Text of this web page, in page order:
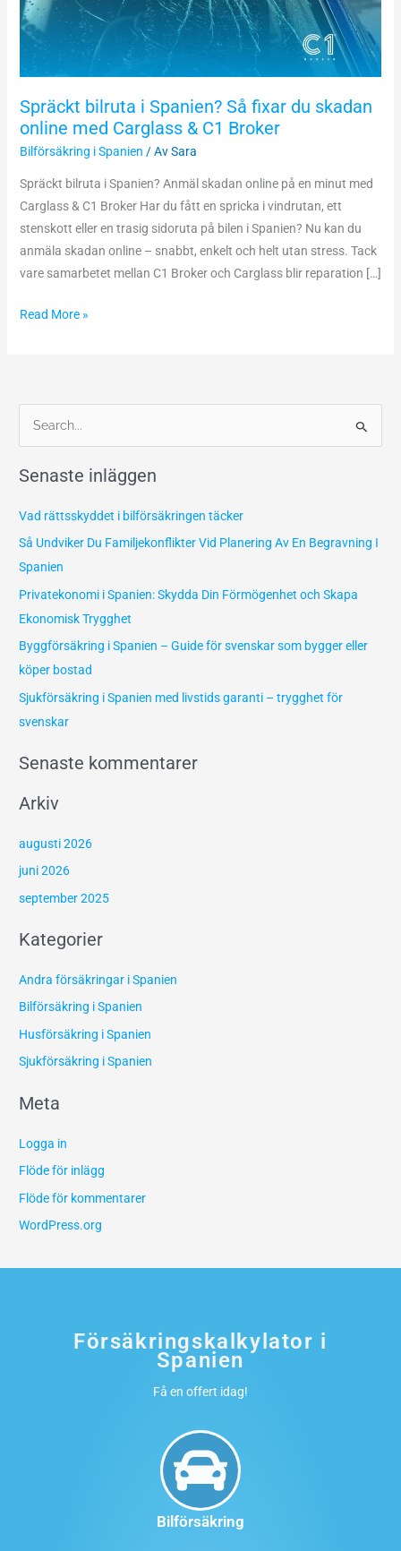
Spräckt bilruta i Spanien? Så fixar du skadan
online med Carglass & C1 Broker
Bilförsäkring i Spanien / AvSara
Spräckt bilruta i Spanien? Anmäl skadan online på en minut med
Carglass & C1 Broker Har du fått en spricka i vindrutan, ett
stenskott eller en trasig sidoruta på bilen i Spanien? Nu kan du
anmäla skadan online – snabbt, enkelt och helt utan stress. Tack
vare samarbetet mellan C1 Broker och Carglass blir reparation […]
du
skadan
Carglass
&
C1
Read More »
k
f
t
e
r
:
Senaste inläggen
Vad rättsskyddet i bilförsäkringen täcker
Så Undviker Du Familjekonflikter Vid Planering Av En Begravning I
Spanien
Privatekonomi i Spanien: Skydda Din Förmögenhet och Skapa
Ekonomisk Trygghet
Byggförsäkring i Spanien – Guide för svenskar som bygger eller
köper bostad
Sjukförsäkring i Spanien med livstids garanti – trygghet för
svenskar
Senaste kommentarer
Arkiv
augusti 2026
juni 2026
september 2025
Kategorier
Andra försäkringar i Spanien
Bilförsäkring i Spanien
Husförsäkring i Spanien
Sjukförsäkring i Spanien
Meta
Logga in
Flöde för inlägg
Flöde för kommentarer
WordPress.org
Försäkringskalkylator i
Spanien
Få en offert idag!
Bilförsäkring